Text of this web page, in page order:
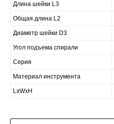
Длина шейки L3
Общая длина L2
Диаметр шейки D3
Угол подъема спирали
Серия
Материал инструмента
LxWxH